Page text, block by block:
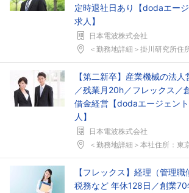
定時退社日あり【dodaエー
求人】
日本電波株式会社
＜勤務地詳細＞掛川研究所住所：
【第二新卒】産業機械の法
／残業月20h／フレックス／
借金経営【dodaエージェン
人】
日本電波株式会社
＜勤務地詳細＞本社住所：東京都
【フレックス】経理（管理職
税務など 年休128日／創業